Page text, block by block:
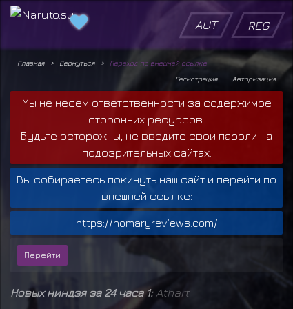
AUT REG
Главная Вернуться
Переход по внешней ссылке
Авторизация
Регистрация
Мы не несем ответственности за содержимое
сторонних ресурсов.
Будьте осторожны, не вводите свои пароли на
подозрительных сайтах.
Вы собираетесь покинуть наш сайт и перейти по
внешней ссылке:
https://homaryreviews.com/
Новых ниндзя за 24 часа 1: Athart